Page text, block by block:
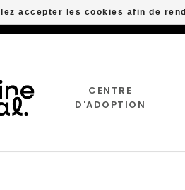
CENTRE
D'ADOPTION
accepter les cookies afin de